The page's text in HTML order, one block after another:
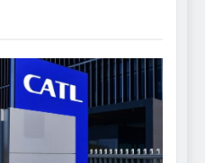
tra của Mỹ về đối
Model 3 của BYD:
trọng hơn nhiều’
XE